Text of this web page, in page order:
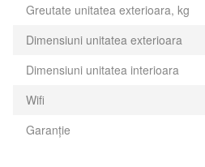
Greutate unitatea exterioara, kg
Dimensiuni unitatea exterioara
Dimensiuni unitatea interioara
Wifi
Garanție